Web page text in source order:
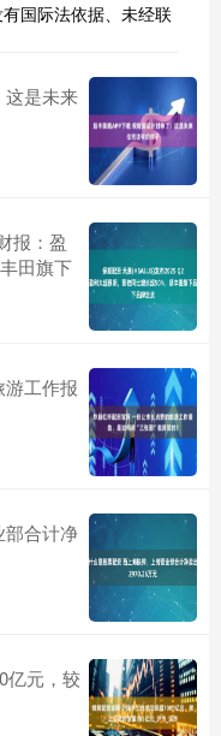
国际法依据、未经联
这是未来
报：盈
田旗下
工作报
部合计净
亿元，较